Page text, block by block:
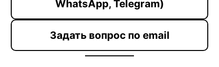
WhatsApp, Telegram)
Задать вопрос по email